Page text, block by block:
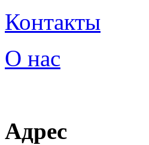
Контакты
О нас
Адрес